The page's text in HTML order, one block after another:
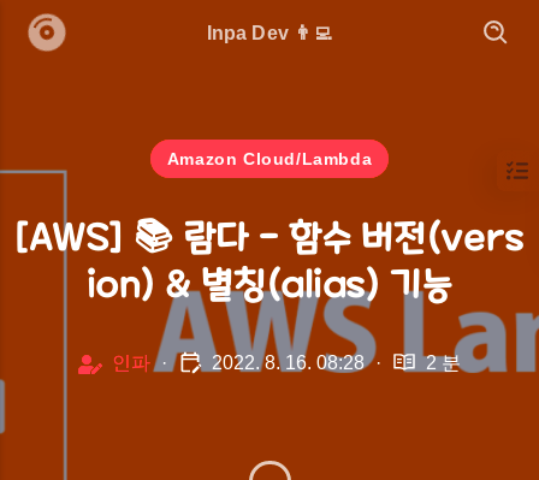
Amazon Cloud/Lambda
[AWS] 📚 람다 - 함수 버전(vers
ion) & 별칭(alias) 기능
인파 · 2022. 8. 16. 08:28 · 2 분
Inpa Dev 👨‍💻